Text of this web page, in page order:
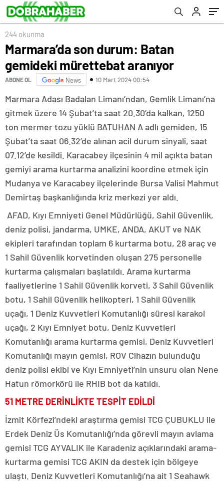
244 okunma
Marmara’da son durum: Batan
gemideki mürettebat aranıyor
ABONE OL News 10 Mart 2024 00:54
Marmara Adası Badalan Limanı’ndan, Gemlik Limanı’na
gitmek üzere 14 Şubat’ta saat 20.30’da kalkan, 1250
ton mermer tozu yüklü BATUHAN A adlı gemiden, 15
Şubat’ta saat 06.32’de alınan acil durum sinyali, saat
07.12’de kesildi. Karacabey ilçesinin 4 mil açıkta batan
gemiyi arama kurtarma analizini koordine etmek için
Mudanya ve Karacabey ilçelerinde Bursa Valisi Mahmut
Demirtaş başkanlığında kriz merkezi yer aldı.
AFAD, Kıyı Emniyeti Genel Müdürlüğü, Sahil Güvenlik,
deniz polisi, jandarma, UMKE, ANDA, AKUT ve NAK
ekipleri tarafından toplam 6 kurtarma botu, 28 araç ve
1 Sahil Güvenlik korvetinden oluşan 275 personelle
kurtarma çalışmaları başlatıldı. Arama kurtarma
faaliyetlerine 1 Sahil Güvenlik korveti, 3 Sahil Güvenlik
botu, 1 Sahil Güvenlik helikopteri, 1 Sahil Güvenlik
uçağı, 1 Deniz Kuvvetleri Komutanlığı süresi karakol
uçağı, 2 Kıyı Emniyet botu, Deniz Kuvvetleri
Komutanlığı arama kurtarma gemisi, Deniz Kuvvetleri
Komutanlığı mayın gemisi, ROV Cihazın bulunduğu
deniz polisi ekibi ve Kıyı Emniyeti’nin unsuru olan Nene
Hatun römorkörü ile RHIB bot da katıldı.
51 METRE DERİNLİKTE TESPİT EDİLDİ
İzmit Körfezi’ndeki araştırma gemisi TCG ÇUBUKLU ile
Erdek Deniz Üs Komutanlığı’nda görevli mayın avlama
gemisi TCG AYVALIK ile Karadeniz açıklarındaki arama-
kurtarma gemisi TCG AKIN da destek için bölgeye
ulaştı. Deniz Kuvvetleri Komutanlığı’na ait 1 Seahawk